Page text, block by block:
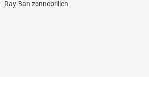
| Ray-Ban zonnebrillen